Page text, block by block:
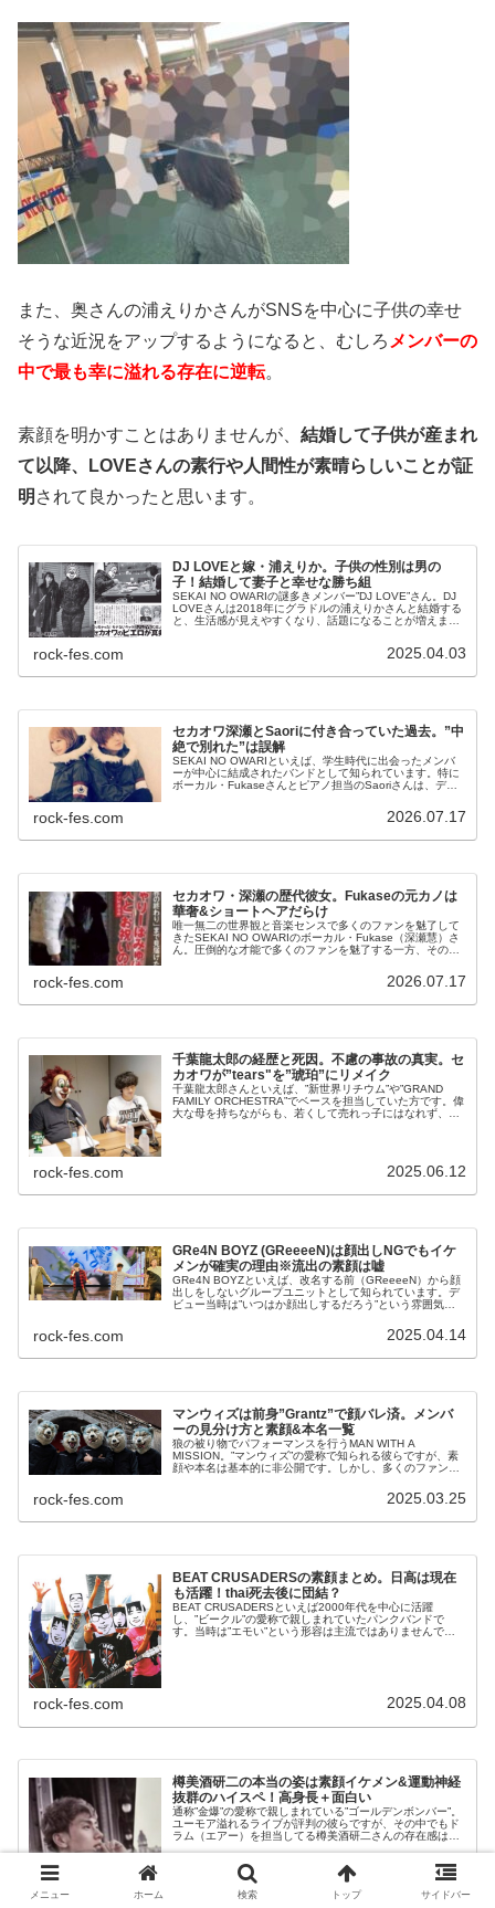
また、奥さんの浦えりかさんがSNSを中心に子供の幸せ
そうな近況をアップするようになると、むしろ メンバーの
中で最も幸に溢れる存在に逆転。
素顔を明かすことはありませんが、 結婚して子供が産まれ
て以降、LOVEさんの素行や人間性が素晴らしいことが証
明 されて良かったと思います。
DJ LOVEと嫁・浦えりか。子供の性別は男の
子！結婚して妻子と幸せな勝ち組
SEKAI NO OWARIの謎多きメンバー”DJ LOVE”さん。DJ
LOVEさんは2018年にグラドルの浦えりかさんと結婚する
と、生活感が見えやすくなり、話題になることが増えまし
rock-fes.com 2025.04.03
セカオワ深瀬とSaoriに付き合っていた過去。”中
絶で別れた”は誤解
SEKAI NO OWARIといえば、学生時代に出会ったメンバ
ーが中心に結成されたバンドとして知られています。特に
ボーカル・Fukaseさんとピアノ担当のSaoriさんは、デビ
rock-fes.com 2026.07.17
セカオワ・深瀬の歴代彼女。Fukaseの元カノは
華奢&ショートヘアだらけ
唯一無二の世界観と音楽センスで多くのファンを魅了して
きたSEKAI NO OWARIのボーカル・Fukase（深瀬慧）さ
ん。圧倒的な才能で多くのファンを魅了する一方、その恋
rock-fes.com 2026.07.17
千葉龍太郎の経歴と死因。不慮の事故の真実。セ
カオワが”tears"を”琥珀”にリメイク
千葉龍太郎さんといえば、”新世界リチウム”や”GRAND
FAMILY ORCHESTRA”でベースを担当していた方です。偉
大な母を持ちながらも、若くして売れっ子にはなれず、か
rock-fes.com 2025.06.12
GRe4N BOYZ (GReeeeN)は顔出しNGでもイケ
メンが確実の理由※流出の素顔は嘘
GRe4N BOYZといえば、改名する前（GReeeeN）から顔
出しをしないグループユニットとして知られています。デ
ビュー当時は”いつはか顔出しするだろう”という雰囲気が
rock-fes.com 2025.04.14
マンウィズは前身”Grantz”で顔バレ済。メンバ
ーの見分け方と素顔&本名一覧
狼の被り物でパフォーマンスを行うMAN WITH A
MISSION。”マンウィズ”の愛称で知られる彼らですが、素
顔や本名は基本的に非公開です。しかし、多くのファンか
rock-fes.com 2025.03.25
BEAT CRUSADERSの素顔まとめ。日高は現在
も活躍！thai死去後に団結？
BEAT CRUSADERSといえば2000年代を中心に活躍
し、”ビークル”の愛称で親しまれていたパンクバンドで
す。当時は”エモい”という形容は主流ではありませんでし
rock-fes.com 2025.04.08
樽美酒研二の本当の姿は素顔イケメン&運動神経
抜群のハイスペ！高身長＋面白い
通称”金爆”の愛称で親しまれている”ゴールデンボンバー”。
ユーモア溢れるライブが評判の彼らですが、その中でもド
ラム（エアー）を担当してる樽美酒研二さんの存在感は印
メニュー ホーム 検索 トップ サイドバー